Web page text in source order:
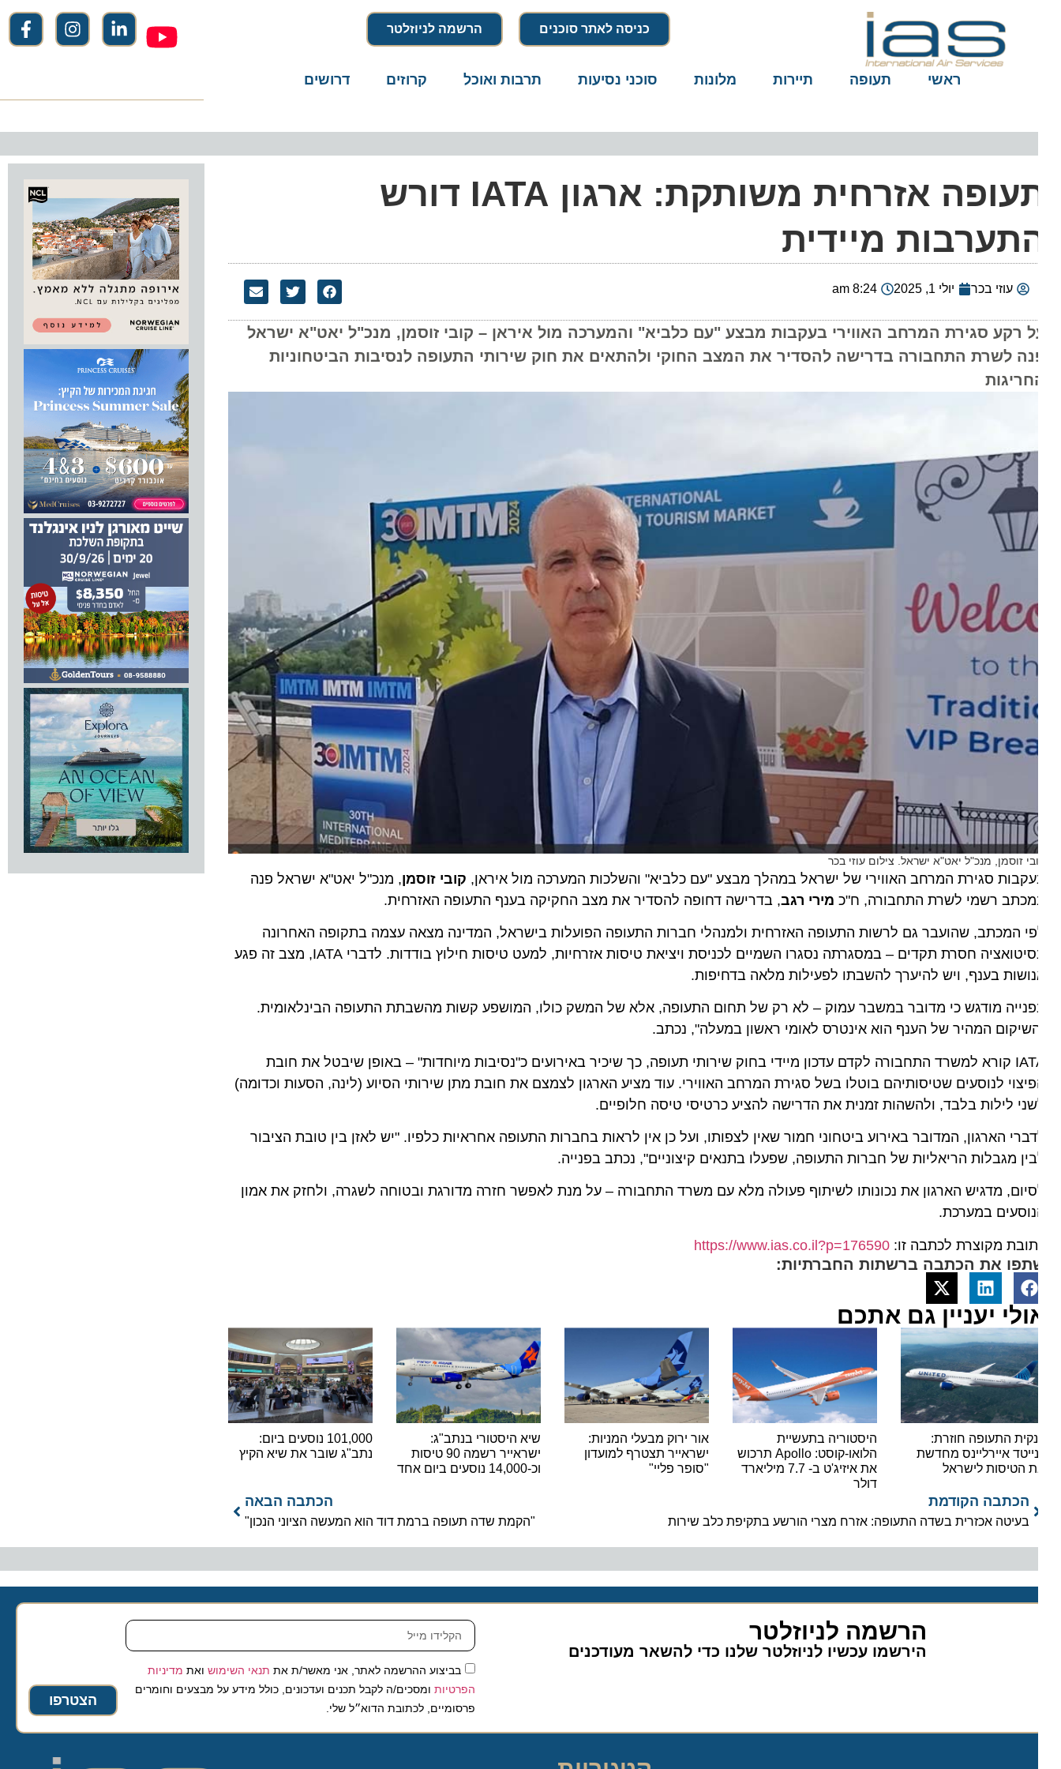
כניסה לאתר סוכנים הרשמה לניוזלטר
ראשי תעופה תיירות מלונות סוכני נסיעות תרבות ואוכל קרוזים דרושים
תעופה אזרחית משותקת: ארגון IATA דורש
מיידית
עוזי בכר יולי 1, 2025 8:24 am
רקע סגירת המרחב האווירי בעקבות מבצע "עם כלביא" והמערכה מול איראן – קובי זוסמן, מנכ"ל יאט"א ישראל
לשרת התחבורה בדרישה להסדיר את המצב החוקי ולהתאים את חוק שירותי התעופה לנסיבות הביטחוניות
זוסמן, מנכ"ל יאט"א ישראל. צילום עוזי בכר
סגירת המרחב האווירי של ישראל במהלך מבצע "עם כלביא" והשלכות המערכה מול איראן,קובי זוסמן, מנכ"ל יאט"א ישראל פנה
רשמי לשרת התחבורה, ח"כמירי רגב , בדרישה דחופה להסדיר את מצב החקיקה בענף התעופה האזרחית.
המכתב, שהועבר גם לרשות התעופה האזרחית ולמנהלי חברות התעופה הפועלות בישראל, המדינה מצאה עצמה בתקופה האחרונה
בסיטואציה חסרת תקדים – במסגרתה נסגרו השמיים לכניסת ויציאת טיסות אזרחיות, למעט טיסות חילוץ בודדות. לדברי IATA, מצב זה פגע
בענף, ויש להיערך להשבתו לפעילות מלאה בדחיפות.
מודגש כי מדובר במשבר עמוק – לא רק של תחום התעופה, אלא של המשק כולו, המושפע קשות מהשבתת התעופה הבינלאומית.
המהיר של הענף הוא אינטרס לאומי ראשון במעלה", נכתב.
IATA קורא למשרד התחבורה לקדם עדכון מיידי בחוק שירותי תעופה, כך שיכיר באירועים כ"נסיבות מיוחדות" – באופן שיבטל את חובת
לנוסעים שטיסותיהם בוטלו בשל סגירת המרחב האווירי. עוד מציע הארגון לצמצם את חובת מתן שירותי הסיוע (לינה, הסעות וכדומה)
לילות בלבד, ולהשהות זמנית את הדרישה להציע כרטיסי טיסה חלופיים.
הארגון, המדובר באירוע ביטחוני חמור שאין לצפותו, ועל כן אין לראות בחברות התעופה אחראיות כלפיו. "יש לאזן בין טובת הציבור
מגבלות הריאליות של חברות התעופה, שפעלו בתנאים קיצוניים", נכתב בפנייה.
מדגיש הארגון את נכונותו לשיתוף פעולה מלא עם משרד התחבורה – על מנת לאפשר חזרה מדורגת ובטוחה לשגרה, ולחזק את אמון
במערכת.
מקוצרת לכתבה זו:https://www.ias.co.il?p=176590
את הכתבה ברשתות החברתיות:
יעניין גם אתכם
התעופה חוזרת:
איירליינס מחדשת
הטיסות לישראל
היסטוריה בתעשיית
הלואו-קוסט: Apollo תרכוש
את איזיג'ט ב- 7.7 מיליארד
דולר
אור ירוק מבעלי המניות:
ישראייר תצטרף למועדון
"סופר פליי"
שיא היסטורי בנתב"ג:
ישראייר רשמה 90 טיסות
101,000 נוסעים ביום:
נתב"ג שובר את שיא הקיץ
הכתבה הקודמת
בעיטה אכזרית בשדה התעופה: אזרח מצרי הורשע בתקיפת כלב שירות
הכתבה הבאה
"הקמת שדה תעופה ברמת דוד הוא המעשה הציוני הנכון"
הרשמה לניוזלטר
הירשמו עכשיו לניוזלטר שלנו כדי להשאר מעודכנים
בביצוע ההרשמה לאתר, אני מאשר/ת אתתנאי השימושואת מדיניות
הפרטיותומסכים/ה לקבל תכנים ועדכונים, כולל מידע על מבצעים וחומרים
פרסומיים, לכתובת הדוא״ל שלי.
הצטרפו